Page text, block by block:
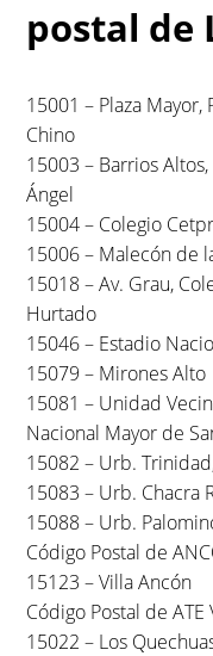
postal de
15001 – Plaza Mayor,
Chino
15003 – Barrios
Ángel
15004 – Colegio
15006 – Malecón de
15018 – Av. Grau,
Hurtado
15046 – Estadio
15079 – Mirones Alto
15081 – Unidad
Nacional Mayor de
15082 – Urb.
15083 – Urb. Chacra
15088 – Urb.
Código Postal de
15123 – Villa Ancón
Código Postal de ATE
15022 – Los